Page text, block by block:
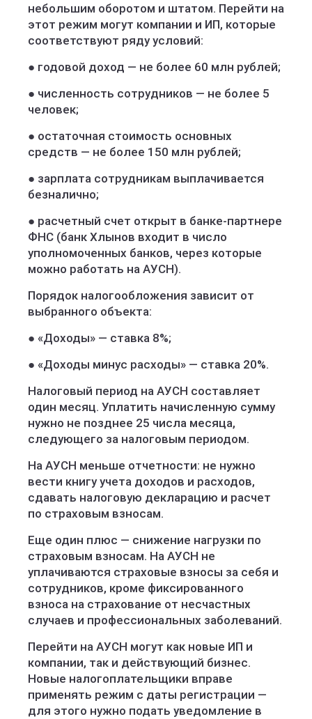
небольшим оборотом и штатом. Перейти на
этот режим могут компании и ИП, которые
соответствуют ряду условий:
● годовой доход — не более 60 млн рублей;
● численность сотрудников — не более 5
человек;
● остаточная стоимость основных
средств — не более 150 млн рублей;
● зарплата сотрудникам выплачивается
безналично;
● расчетный счет открыт в банке-партнере
ФНС (банк Хлынов входит в число
уполномоченных банков, через которые
можно работать на АУСН).
Порядок налогообложения зависит от
выбранного объекта:
● «Доходы» — ставка 8%;
● «Доходы минус расходы» — ставка 20%.
Налоговый период на АУСН составляет
один месяц. Уплатить начисленную сумму
нужно не позднее 25 числа месяца,
следующего за налоговым периодом.
На АУСН меньше отчетности: не нужно
вести книгу учета доходов и расходов,
сдавать налоговую декларацию и расчет
по страховым взносам.
Еще один плюс — снижение нагрузки по
страховым взносам. На АУСН не
уплачиваются страховые взносы за себя и
сотрудников, кроме фиксированного
взноса на страхование от несчастных
случаев и профессиональных заболеваний.
Перейти на АУСН могут как новые ИП и
компании, так и действующий бизнес.
Новые налогоплательщики вправе
применять режим с даты регистрации —
для этого нужно подать уведомление в